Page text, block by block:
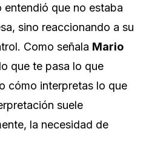
que no estaba
sino reaccionando a su
Como señala Mario
que te pasa lo que
cómo interpretas lo que
suele
la necesidad de